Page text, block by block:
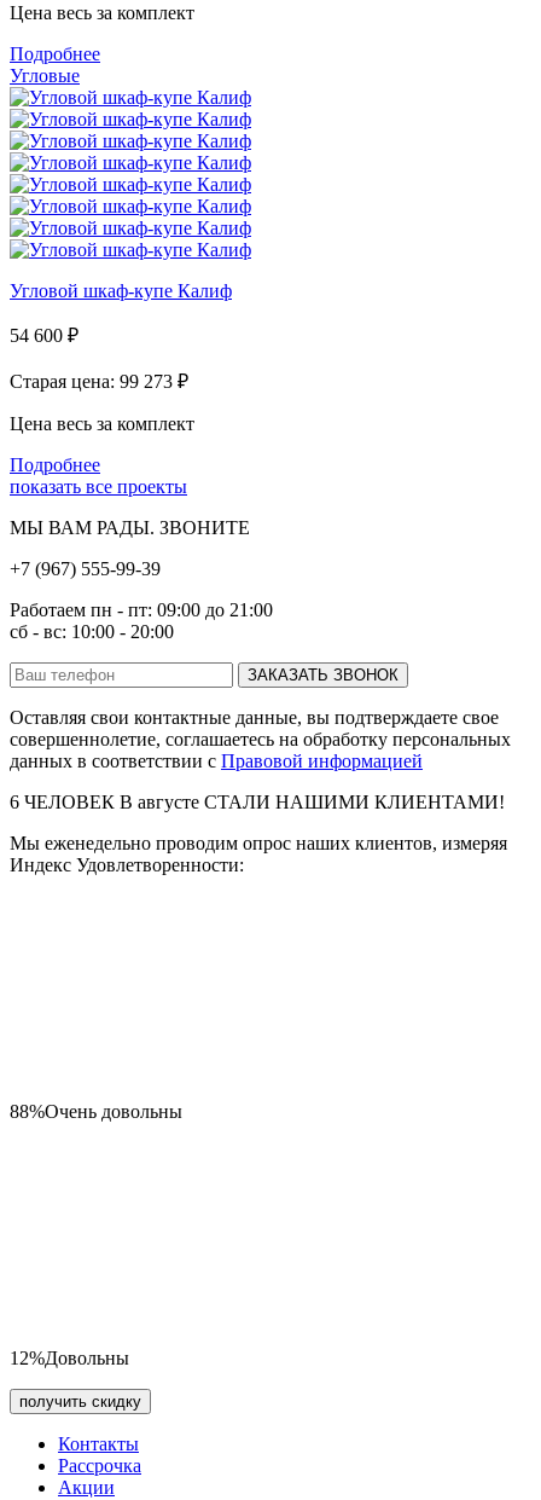
Цена весь за комплект
Подробнее
Угловые
Угловой шкаф-купе Калиф
54 600 ₽
Старая цена: 99 273 ₽
Цена весь за комплект
Подробнее
показать все проекты
МЫ ВАМ РАДЫ. ЗВОНИТЕ
+7 (967) 555-99-39
Работаем пн - пт: 09:00 до 21:00
сб - вс: 10:00 - 20:00
ЗАКАЗАТЬ ЗВОНОК
Оставляя свои контактные данные, вы подтверждаете свое
совершеннолетие, соглашаетесь на обработку персональных
данных в соответствии с Правовой информацией
6 ЧЕЛОВЕК В августе СТАЛИ НАШИМИ КЛИЕНТАМИ!
Мы еженедельно проводим опрос наших клиентов, измеряя
Индекс Удовлетворенности:
88%Очень довольны
12%Довольны
получить скидку
Контакты
Рассрочка
Акции